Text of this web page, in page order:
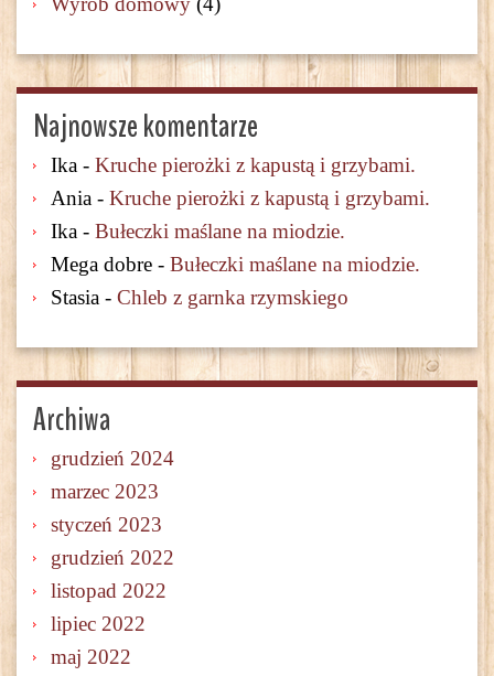
Najnowsze komentarze
Ika - Kruche pierożki z kapustą i grzybami.
Ania - Kruche pierożki z kapustą i grzybami.
Ika - Bułeczki maślane na miodzie.
Mega dobre - Bułeczki maślane na miodzie.
Stasia - Chleb z garnka rzymskiego
Archiwa
grudzień 2024
marzec 2023
styczeń 2023
grudzień 2022
listopad 2022
lipiec 2022
maj 2022